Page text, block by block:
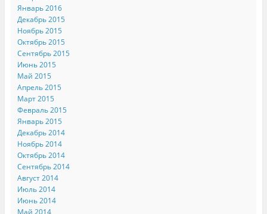
Январь 2016
Декабрь 2015
Ноябрь 2015
Октябрь 2015
Сентябрь 2015
Июнь 2015
Май 2015
Апрель 2015
Март 2015
Февраль 2015
Январь 2015
Декабрь 2014
Ноябрь 2014
Октябрь 2014
Сентябрь 2014
Август 2014
Июль 2014
Июнь 2014
Май 2014